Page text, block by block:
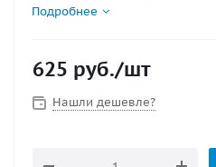
буксировки. Диаметр, мм : 8 Материал :
Подробнее
625 руб./шт
Нашли дешевле?